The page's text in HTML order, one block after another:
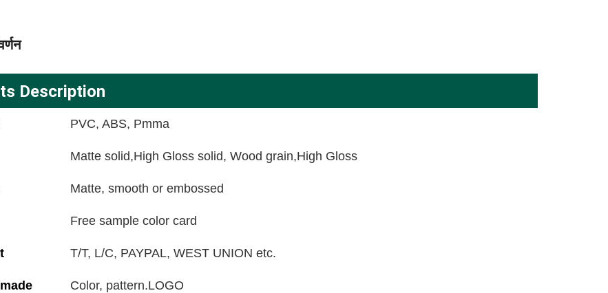
Description
PVC, ABS, Pmma
Matte solid,High Gloss solid, Wood grain,High Gloss
Matte, smooth or embossed
Free sample color card
T/T, L/C, PAYPAL, WEST UNION etc.
Color, pattern.LOGO